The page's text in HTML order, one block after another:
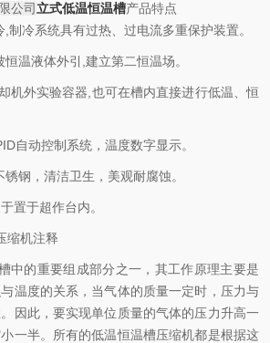
公司立式低温恒温槽产品特点
制冷系统具有过热、过电流多重保护装置。
温液体外引,建立第二恒温场。
机外实验容器,也可在槽内直接进行低温、恒
自动控制系统，温度数字显示。
钢，清洁卫生，美观耐腐蚀。
置于超作台内。
缩机注释
中的重要组成部分之一，其工作原理主要是
温度的关系，当气体的质量一定时，压力与
因此，要实现单位质量的气体的压力升高一
一半。所有的低温恒温槽压缩机都是根据这